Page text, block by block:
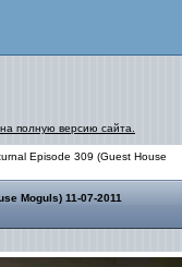
полную версию сайта.
Episode 309 (Guest House
Moguls) 11-07-2011